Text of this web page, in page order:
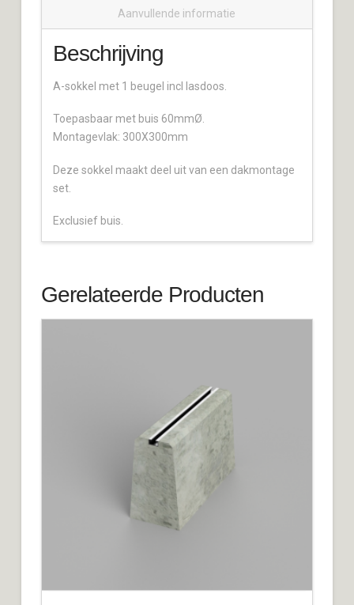
Aanvullende informatie
Beschrijving
A-sokkel met 1 beugel incl lasdoos.
Toepasbaar met buis 60mmØ.
Montagevlak: 300X300mm
Deze sokkel maakt deel uit van een dakmontage
set.
Exclusief buis.
Gerelateerde Producten